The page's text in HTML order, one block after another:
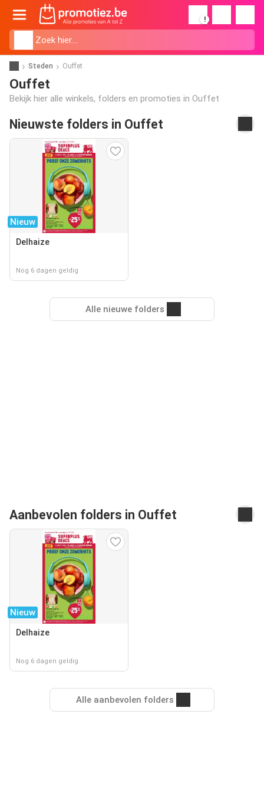
!
Steden Ouffet
Ouffet
Bekijk hier alle winkels, folders en promoties in Ouffet
Nieuwste folders in Ouffet
Nieuw
Delhaize
Nog 6 dagen geldig
Alle nieuwe folders
Aanbevolen folders in Ouffet
Nieuw
Delhaize
Nog 6 dagen geldig
Alle aanbevolen folders